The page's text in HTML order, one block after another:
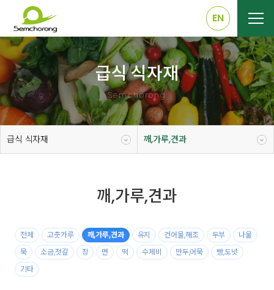
EN
급식 식자재
Semchorong
급식 식자재 깨,가루,견과
깨,가루,견과
전체 고춧가루 깨,가루,견과 유지 건어물,해조 두부
나물
묵
소금,젓갈 장 면 떡 수제비 만두,어묵
빵,도넛
기타